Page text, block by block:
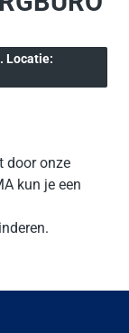
Locatie:
door onze
kun je een